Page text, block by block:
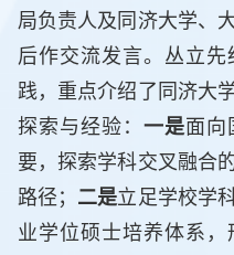
局负责人及同济大学、
后作交流发言。丛立
践，重点介绍了同济大
探索与经验： 一是面向
要，探索学科交叉融合
路径； 二是立足学校学
业学位硕士培养体系